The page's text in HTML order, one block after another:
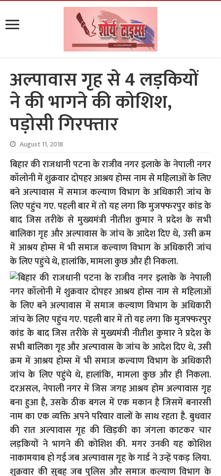
अल्पावास गृह से 4 लड़कियों
ने की भागने की कोशिश,
पड़ोसी गिरफ्तार
August 11, 2018
बिहार की राजधानी पटना के राजीव नगर इलाके के नेपाली नगर
कॉलोनी में शुक्रवार दोपहर आश्रय होम्स नाम से महिलाओं के लिए
बने अल्पावास में समाज कल्याण विभाग के अधिकारी जांच के
लिए पहुंच गए. पहली बार में तो यह लगा कि मुजफ्फरपुर कांड के
बाद जिस तरीके से मुख्यमंत्री नीतीश कुमार ने प्रदेश के सभी
बालिका गृह और अल्पावास के जांच के आदेश दिए थे, उसी क्रम
में आश्रय होम्स में भी समाज कल्याण विभाग के अधिकारी जांच
के लिए पहुंचे थे, हालांकि, मामला कुछ और ही निकला.